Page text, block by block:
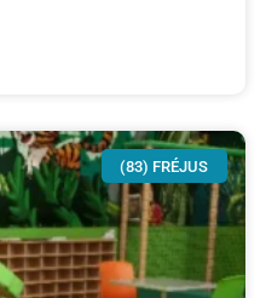
(83) FRÉJUS